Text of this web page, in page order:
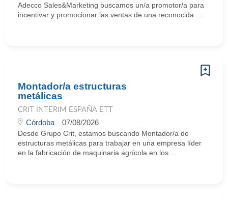
Adecco Sales&Marketing buscamos un/a promotor/a para
incentivar y promocionar las ventas de una reconocida ...
Montador/a estructuras
metálicas
CRIT INTERIM ESPAÑA ETT
Córdoba 07/08/2026
Desde Grupo Crit, estamos buscando Montador/a de
estructuras metálicas para trabajar en una empresa líder
en la fabricación de maquinaria agrícola en los ...